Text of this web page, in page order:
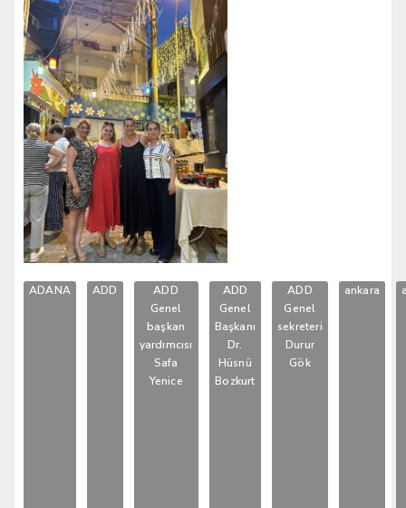
ADANA ADD
ADD
Genel
başkan
yardımcısı
Safa
Yenice
ADD
Genel
Başkanı
Dr.
Hüsnü
Bozkurt
ADD
Genel
sekreteri
Durur
Gök
ankara